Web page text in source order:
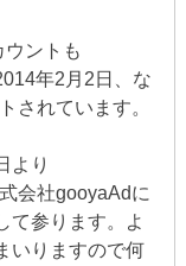
ウントも
年2月2日、な
されています。
より
会社gooyaAdに
て参ります。よ
いりますので何